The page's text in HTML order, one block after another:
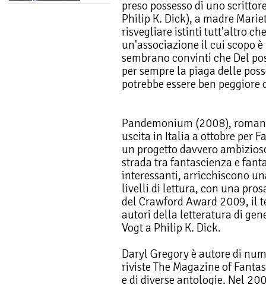
preso possesso di uno
Philip K. Dick), a madre
risvegliare istinti tutt'altro
un'associazione il cui scopo
sembrano convinti che Del
per sempre la piaga delle
potrebbe essere ben
Pandemonium (2008),
uscita in Italia a ottobre per
un progetto davvero
strada tra fantascienza e
interessanti, arricchiscono
livelli di lettura, con una
del Crawford Award 2009, il
autori della letteratura di
Vogt a Philip K. Dick.
Daryl Gregory è autore di
riviste The Magazine of
e di diverse antologie. Nel